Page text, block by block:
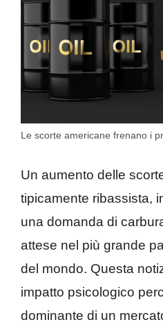
Le scorte americane frenano i
Un aumento delle
tipicamente ribassista,
una domanda di
attese nel più grande
del mondo. Questa
impatto psicologico
dominante di un